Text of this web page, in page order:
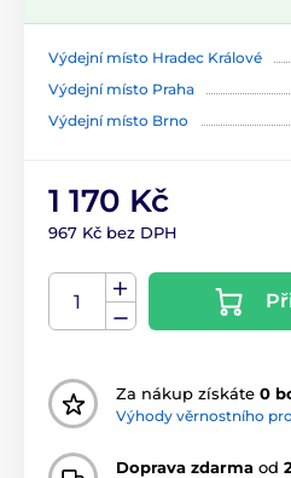
Výdejní místo Hradec Králové
Výdejní místo Praha
Výdejní místo Brno
1 170 Kč
967 Kč bez DPH
Za nákup získáte 0
Výhody věrnostního
Doprava zdarma od